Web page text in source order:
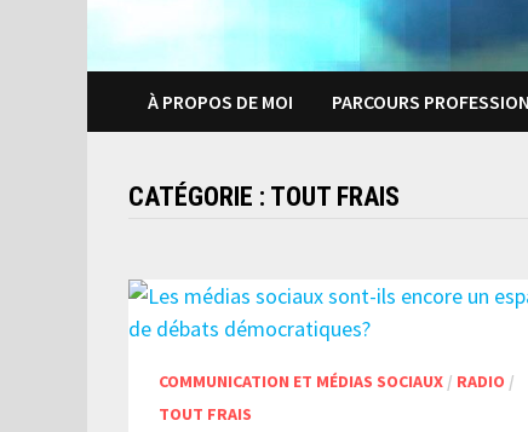
À PROPOS DE MOI PARCOURS
CATÉGORIE : TOUT FRAIS
COMMUNICATION ET MÉDIAS SOCIAUX / RADIO /
TOUT FRAIS